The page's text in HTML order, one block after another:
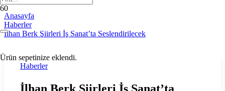
Ürün sepetinize eklendi.
Anasayfa
Haberler
İlhan Berk Şiirleri İş Sanat’ta Seslendirilecek
Haberler